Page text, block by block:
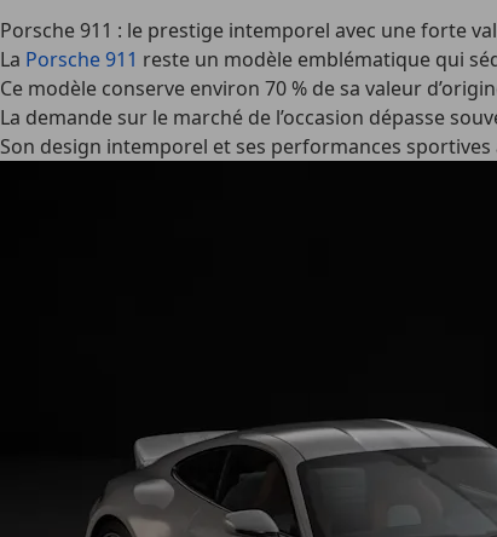
Porsche 911 : le prestige intemporel avec une forte
La Porsche 911 reste un modèle emblématique qui
Ce modèle conserve environ 70 % de sa valeur
La demande sur le marché de l’occasion dépasse
Son design intemporel et ses performances